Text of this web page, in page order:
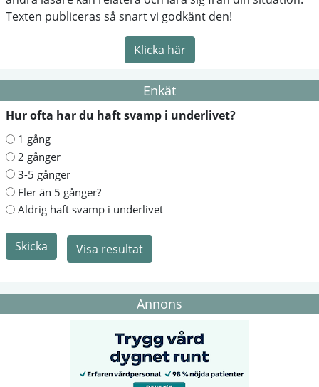
Texten publiceras så snart vi godkänt den!
Klicka här
Enkät
Hur ofta har du haft svamp i underlivet?
1 gång
2 gånger
3-5 gånger
Fler än 5 gånger?
Aldrig haft svamp i underlivet
Skicka Visa resultat
Annons